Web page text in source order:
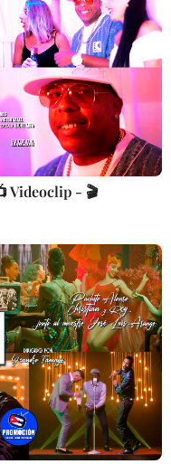
Videoclip - 🎬